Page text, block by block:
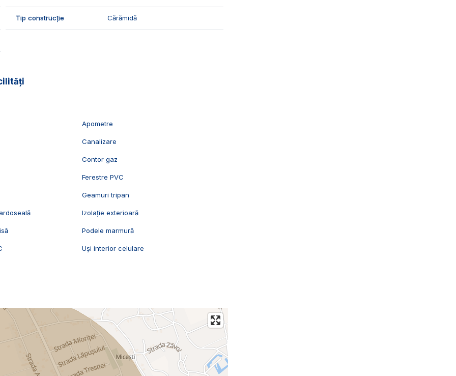
Tip construcție Cărămidă
Apometre
Canalizare
Contor gaz
Ferestre PVC
Geamuri tripan
Izolație exterioară
Podele marmură
Uși interior celulare